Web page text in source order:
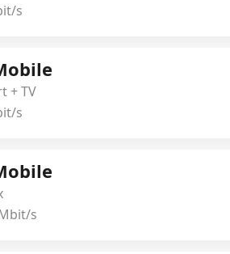
s
+ TV
s
s